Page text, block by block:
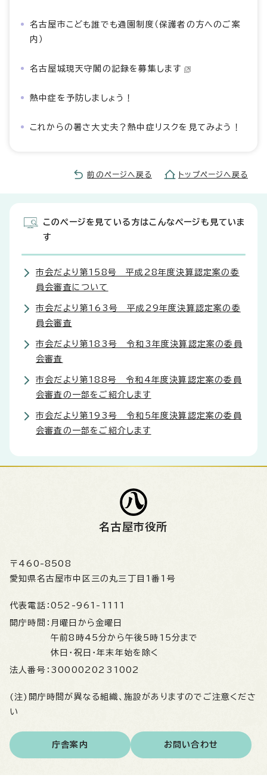
名古屋市こども誰でも通園制度（保護者の方へのご案
内）
名古屋城現天守閣の記録を募集します
熱中症を予防しましょう！
これからの暑さ大丈夫？熱中症リスクを見てみよう！
前のページへ戻る トップページへ戻る
このページを見ている方はこんなページも見ていま
す
市会だより第158号 平成28年度決算認定案の委
員会審査について
市会だより第163号 平成29年度決算認定案の委
員会審査
市会だより第183号 令和3年度決算認定案の委員
会審査
市会だより第188号 令和4年度決算認定案の委員
会審査の一部をご紹介します
市会だより第193号 令和5年度決算認定案の委員
会審査の一部をご紹介します
名古屋市役所
〒460-8508
愛知県名古屋市中区三の丸三丁目1番1号
代表電話： 052-961-1111
開庁時間： 月曜日から金曜日
午前8時45分から午後5時15分まで
休日・祝日・年末年始を除く
法人番号： 3000020231002
(注)開庁時間が異なる組織、施設がありますのでご注意くださ
い
庁舎案内 お問い合わせ